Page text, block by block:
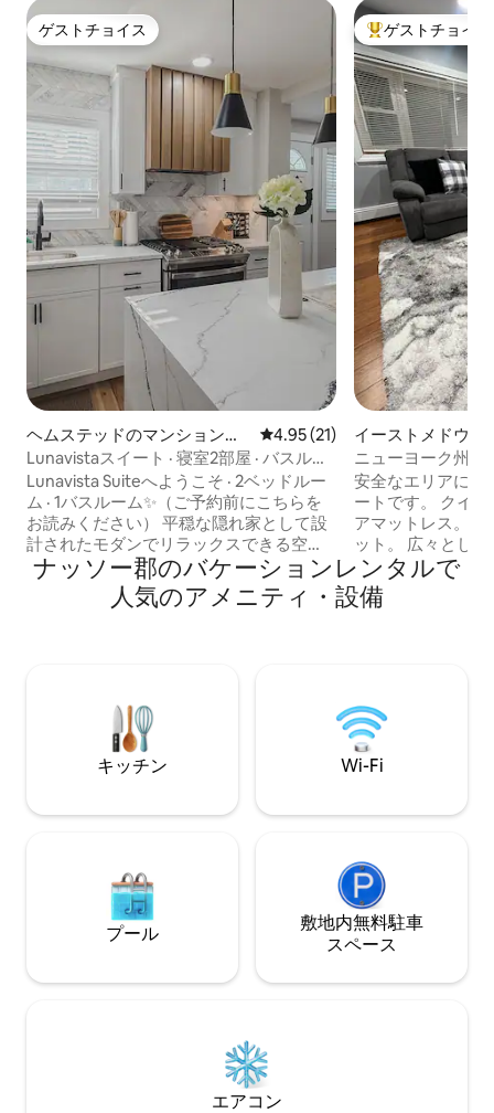
ゲストチョイス
ゲストチョイス
ヘムステッドのマンション・
アパート
レビュー21件、5つ星中4.95つ
4.95 (21)
Lunavistaスイート · 寝室2部屋 · バスルー
ム1部屋
Lunavista Suiteへようこそ · 2ベッドルー
ム · 1バスルーム✨（ご予約前にこちらを
お読みください） 平穏な隠れ家として設
計されたモダンでリラックスできる空
間。JFKからわずか16分の1階のユニット
には以下の設備があります： 🛏️ クイーン
ベッド2台 🍽️ フルキッチン 🛁 バスルーム
知らせ：立地上、外部からの騒音が聞こ
える場合があります。これは当社の管理
範囲外です。
大好評のゲスト
ゲストチョイス
イーストメドウの
ン・アパート
ニューヨーク州ロ
「第二の我が家」
安全なエリアにあ
ートです。 クイーンベッド2台とツインエ
アマットレス。 追加のタオルとシーツセ
ット。 広々としたキッチン、洗濯機・乾
燥機（ほかの人と
したリビングルー
にアクセスできる
近くにはあらゆる
や美味しいレストラ
ートは素晴らしい
潔で、素晴らしい
ナッソー郡のバケーションレンタルで
人気のアメニティ・設備
キッチン Wi-Fi
プール
敷地内無料駐⁠車
ス⁠ペ⁠ー⁠ス
エアコン